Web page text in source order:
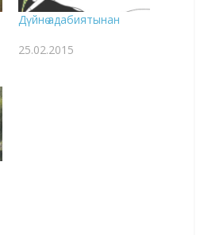
Дүйнө адабиятынан
25.02.2015